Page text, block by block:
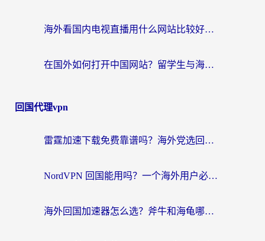
海外看国内电视直播用什么网站比较好？一篇解决你所有追剧难题的实用指南
在国外如何打开中国网站？留学生与海外华人的无缝访问指南
回国代理vpn
雷霆加速下载免费靠谱吗？海外党选回国加速器的避坑指南（附热门工具对比）
NordVPN 回国能用吗？一个海外用户必须面对的真实困境
海外回国加速器怎么选？斧牛和海龟哪个好？一篇帮你避开坑的实用指南